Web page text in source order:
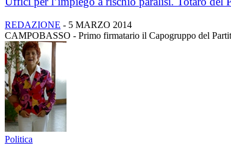
REDAZIONE - 5 MARZO 2014
CAMPOBASSO - Primo firmatario il Capogruppo del
Politica